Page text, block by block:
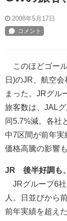
2008年5月17日
このほどゴー
日)のJR、航空
まった。JRグル
旅客数は、JAL
同5.7%減。各社
中7区間が前年
価格高騰の影響
JR 後半好調も
JRグループ6社
人。日並びから
前年実績を超え